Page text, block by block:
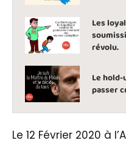
Les
révolu.
Le
passer
Le 12 Février 2020 à